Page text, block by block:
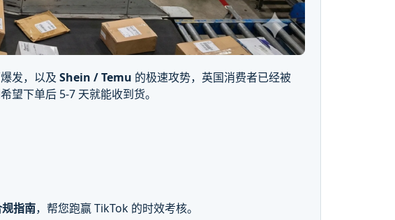
发，以及Shein / Temu 的极速攻势，英国消费者已经被
望下单后 5-7 天就能收到货。
指南，帮您跑赢 TikTok 的时效考核。